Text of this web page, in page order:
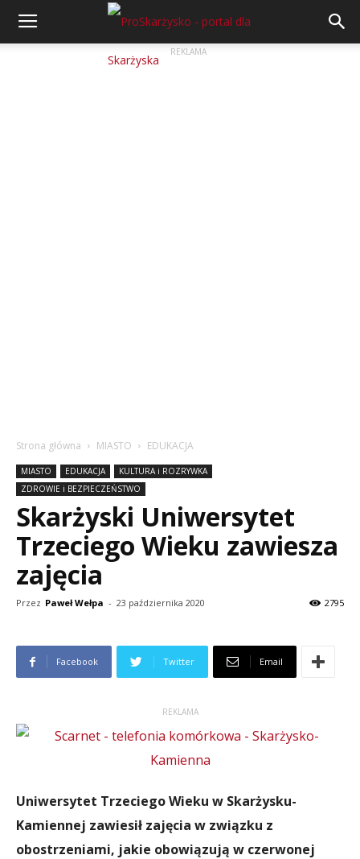
REKLAMA
Strona główna MIASTO EDUKACJA
MIASTO EDUKACJA
KULTURA i ROZRYWKA
ZDROWIE i BEZPIECZEŃSTWO
Skarżyski Uniwersytet
Trzeciego Wieku zawiesza
zajęcia
Przez Paweł Wełpa - 23 października 2020 2795
Facebook Twitter Email
REKLAMA
Uniwersytet Trzeciego Wieku w Skarżysku-
Kamiennej zawiesił zajęcia w związku z
obostrzeniami, jakie obowiązują w czerwonej